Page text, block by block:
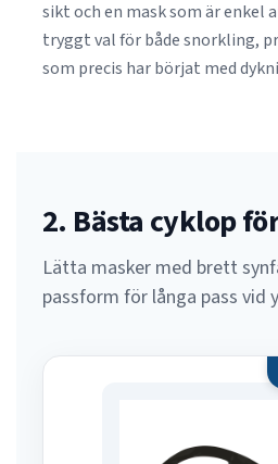
sikt och en mask som är enkel
tryggt val för både snorkling,
som precis har börjat med
2. Bästa cyklop
Lätta masker med brett
passform för långa pass vid